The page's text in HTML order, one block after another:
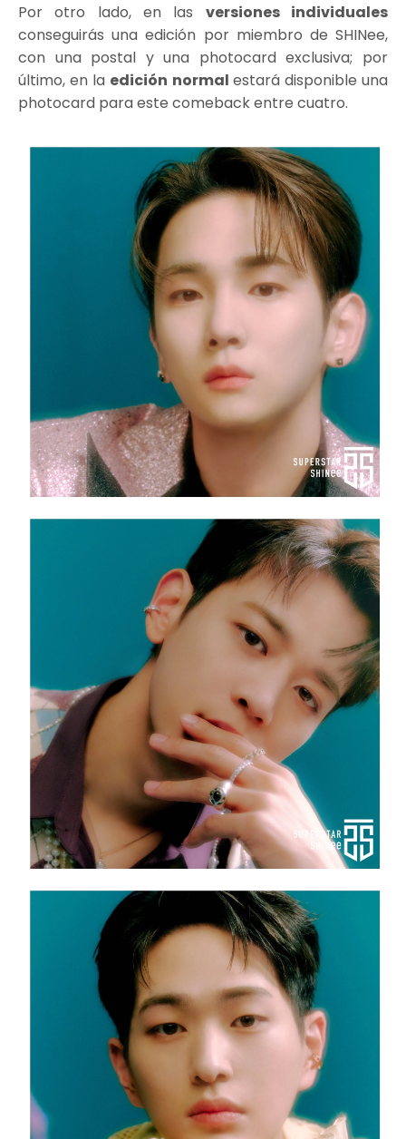
Por otro lado, en las versiones individuales
conseguirás una edición por miembro de SHINee,
con una postal y una photocard exclusiva; por
último, en la edición normal estará disponible una
photocard para este comeback entre cuatro.